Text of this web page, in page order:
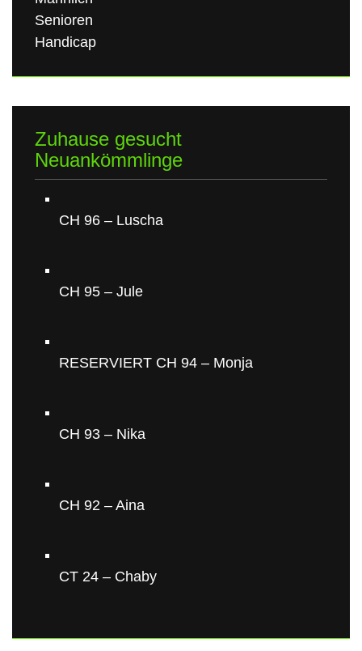
Senioren
Handicap
Zuhause gesucht
Neuankömmlinge
CH 96 – Luscha
CH 95 – Jule
RESERVIERT CH 94 – Monja
CH 93 – Nika
CH 92 – Aina
CT 24 – Chaby